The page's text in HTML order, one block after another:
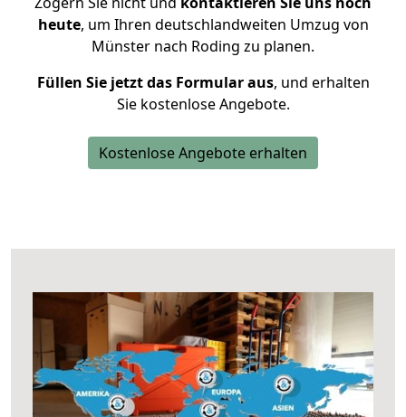
heute, um Ihren deutschlandweiten Umzug von
Münster nach Roding zu planen.
Füllen Sie jetzt das Formular aus, und erhalten
Sie kostenlose Angebote.
Kostenlose Angebote erhalten